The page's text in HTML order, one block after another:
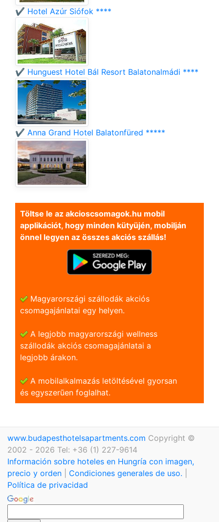
✔️ Hotel Azúr Siófok ****
✔️ Hunguest Hotel Bál Resort Balatonalmádi ****
✔️ Anna Grand Hotel Balatonfüred *****
Töltse le az akcioscsomagok.hu mobil
applikációt, hogy minden kütyüjén, mobilján
önnel legyen az összes akciós szállás!
Magyarországi szállodák akciós
csomagajánlatai egy helyen.
A legjobb magyarországi wellness
szállodák akciós csomagajánlatai a
legjobb árakon.
A mobilalkalmazás letöltésével gyorsan
és egyszerũen foglalhat.
www.budapesthotelsapartments.com Copyright ©
2002 - 2026 Tel: +36 (1) 227-9614
Información sobre hoteles en Hungría con imagen,
precio y orden
Condiciones generales de uso.
Política de privacidad